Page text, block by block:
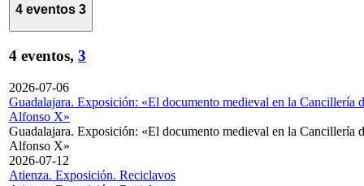
4 eventos 3
4 eventos, 3
2026-07-06
Guadalajara. Exposición: «El documento medieval en la Cancillería
Alfonso X»
Guadalajara. Exposición: «El documento medieval en la Cancillería
Alfonso X»
2026-07-12
Atienza. Exposición. Reciclavos